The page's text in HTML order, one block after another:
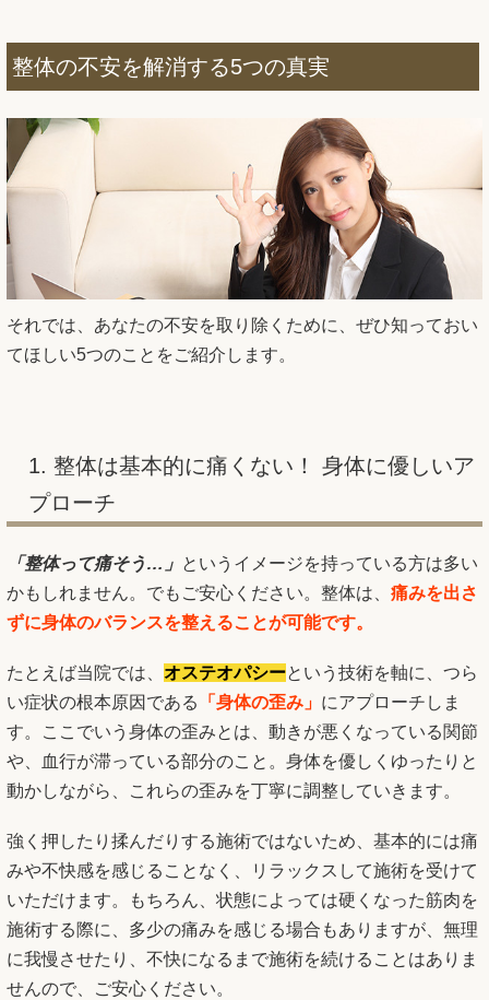
整体の不安を解消する5つの真実
それでは、あなたの不安を取り除くために、ぜひ知っておい
てほしい5つのことをご紹介します。
1. 整体は基本的に痛くない！ 身体に優しいア
プローチ
「整体って痛そう…」 というイメージを持っている方は多い
かもしれません。でもご安心ください。整体は、 痛みを出さ
ずに身体のバランスを整えることが可能です。
たとえば当院では、 オステオパシーという技術を軸に、つら
い症状の根本原因である
「身体の歪み」 にアプローチしま
す。ここでいう身体の歪みとは、動きが悪くなっている関節
や、血行が滞っている部分のこと。身体を優しくゆったりと
動かしながら、これらの歪みを丁寧に調整していきます。
強く押したり揉んだりする施術ではないため、基本的には痛
みや不快感を感じることなく、リラックスして施術を受けて
いただけます。もちろん、状態によっては硬くなった筋肉を
施術する際に、多少の痛みを感じる場合もありますが、無理
に我慢させたり、不快になるまで施術を続けることはありま
せんので、ご安心ください。